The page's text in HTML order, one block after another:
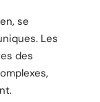
se
Les
des